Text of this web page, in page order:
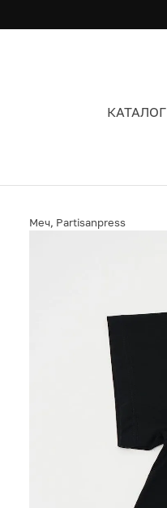
КАТАЛОГ
Меч, Partisanpress